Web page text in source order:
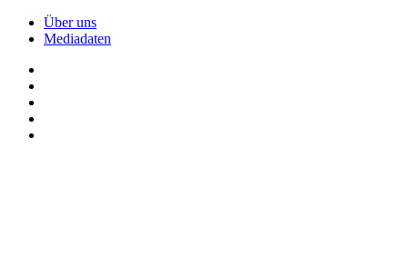
Über uns
Mediadaten